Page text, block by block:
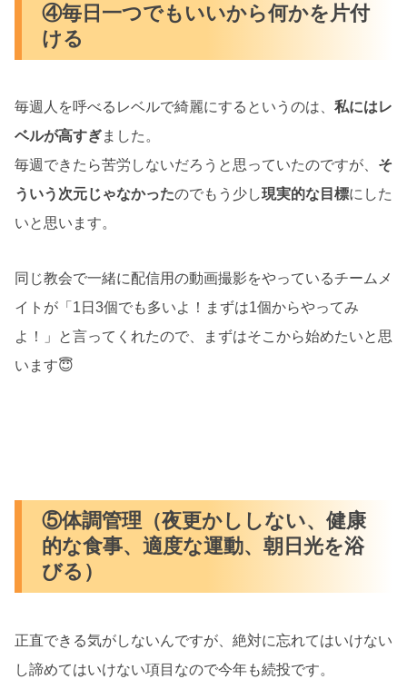
④毎日一つでもいいから何かを片付
ける
毎週人を呼べるレベルで綺麗にするというのは、 私にはレ
ベルが高すぎました。
毎週できたら苦労しないだろうと思っていたのですが、 そ
ういう次元じゃなかったのでもう少し現実的な目標にした
いと思います。
同じ教会で一緒に配信用の動画撮影をやっているチームメ
イトが「1日3個でも多いよ！まずは1個からやってみ
よ！」と言ってくれたので、まずはそこから始めたいと思
います😇
⑤体調管理（夜更かししない、健康
的な食事、適度な運動、朝日光を浴
びる）
正直できる気がしないんですが、絶対に忘れてはいけない
し諦めてはいけない項目なので今年も続投です。